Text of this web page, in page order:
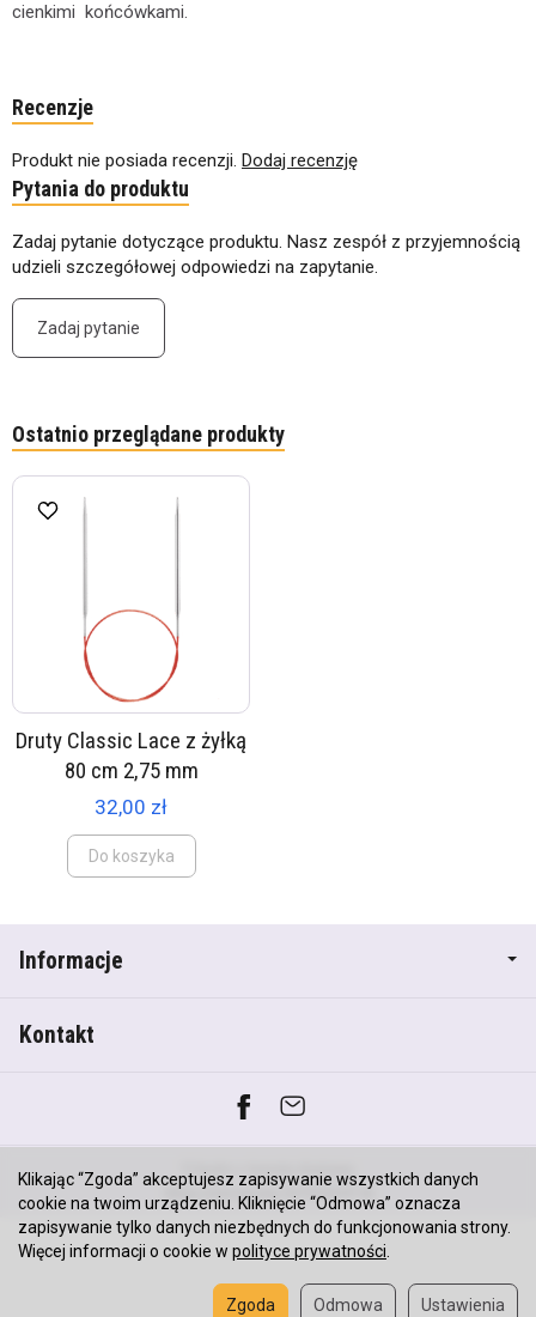
cienkimi końcówkami.
Recenzje
Produkt nie posiada recenzji. Dodaj recenzję
Pytania do produktu
Zadaj pytanie dotyczące produktu. Nasz zespół z przyjemnością
udzieli szczegółowej odpowiedzi na zapytanie.
Zadaj pytanie
Ostatnio przeglądane produkty
Druty Classic Lace z żyłką
80 cm 2,75 mm
32,00 zł
Do koszyka
Informacje
Kontakt
*) brutto +
koszty dostawy
Sklep internetowy SOTESHOP AI
Klikając “Zgoda” akceptujesz zapisywanie wszystkich danych
cookie na twoim urządzeniu. Kliknięcie “Odmowa” oznacza
zapisywanie tylko danych niezbędnych do funkcjonowania strony.
Więcej informacji o cookie w polityce prywatności
Ustawienia
Odmowa
Zgoda